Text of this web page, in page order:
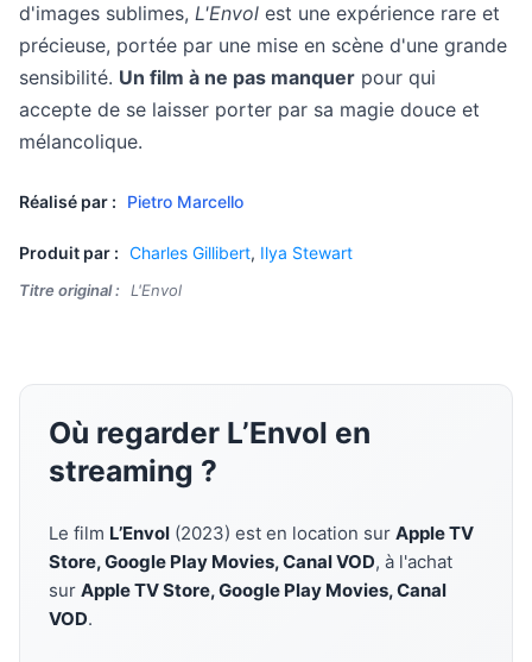
d'images sublimes, L'Envol est une expérience rare et
précieuse, portée par une mise en scène d'une grande
sensibilité. Un film à ne pas manquer pour qui
accepte de se laisser porter par sa magie douce et
mélancolique.
Réalisé par : Pietro Marcello
Produit par : Charles Gillibert, Ilya Stewart
Titre original : L'Envol
Où regarder L’Envol en
streaming ?
Le film L’Envol (2023) est en location sur Apple TV
Store, Google Play Movies, Canal VOD, à l'achat
sur Apple TV Store, Google Play Movies, Canal
VOD.